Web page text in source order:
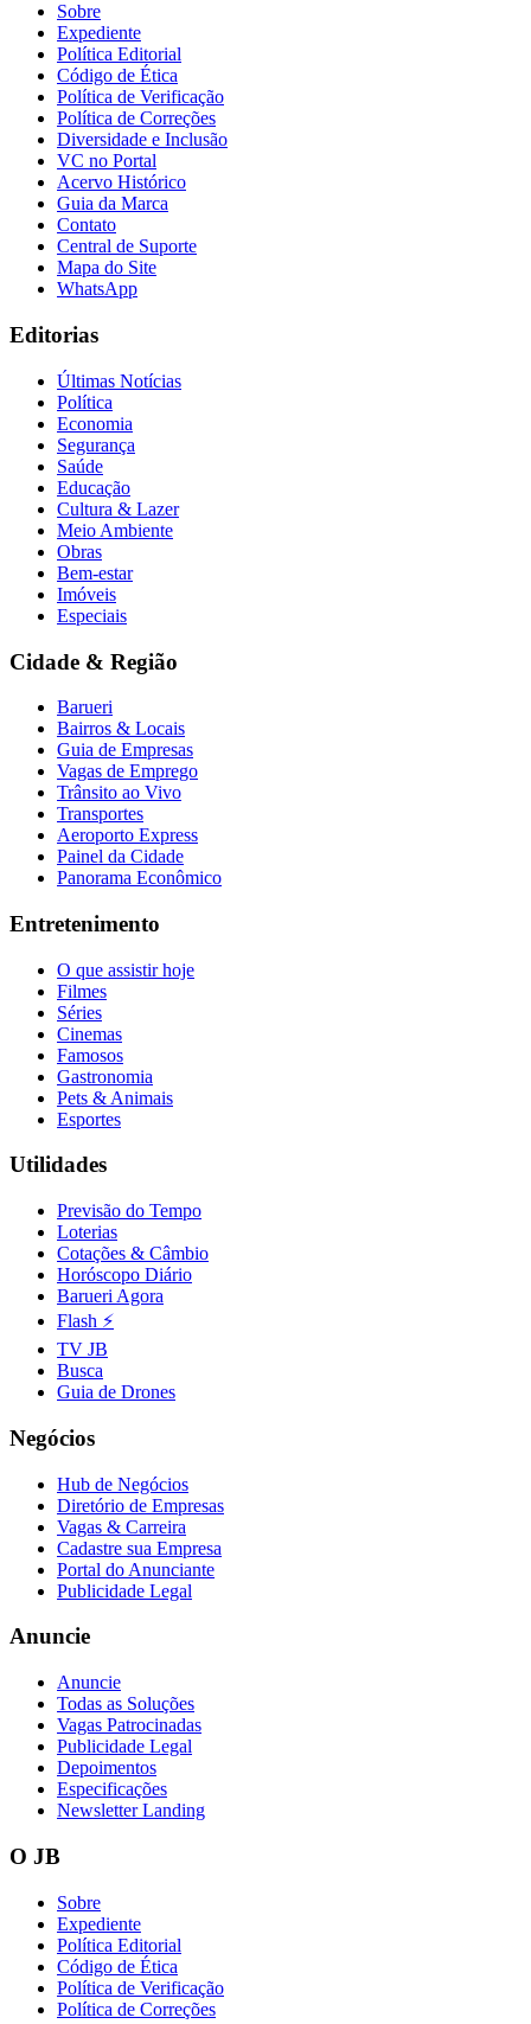
Fluminense
Vasco
Sobre
Expediente
Política Editorial
Código de Ética
Política de Verificação
Política de Correções
Diversidade e Inclusão
VC no Portal
Acervo Histórico
Guia da Marca
Contato
Central de Suporte
Mapa do Site
WhatsApp
Editorias
Últimas Notícias
Política
Economia
Segurança
Saúde
Educação
Cultura & Lazer
Meio Ambiente
Obras
Bem-estar
Imóveis
Especiais
Cidade & Região
Barueri
Bairros & Locais
Guia de Empresas
Vagas de Emprego
Trânsito ao Vivo
Transportes
Aeroporto Express
Painel da Cidade
Panorama Econômico
Entretenimento
O que assistir hoje
Filmes
Séries
Cinemas
Famosos
Gastronomia
Pets & Animais
Esportes
Utilidades
Previsão do Tempo
Loterias
Cotações & Câmbio
Horóscopo Diário
Barueri Agora
Flash ⚡
TV JB
Busca
Guia de Drones
Negócios
Hub de Negócios
Diretório de Empresas
Vagas & Carreira
Cadastre sua Empresa
Portal do Anunciante
Publicidade Legal
Anuncie
Anuncie
Todas as Soluções
Vagas Patrocinadas
Publicidade Legal
Depoimentos
Especificações
Newsletter Landing
O JB
Sobre
Expediente
Política Editorial
Código de Ética
Política de Verificação
Política de Correções